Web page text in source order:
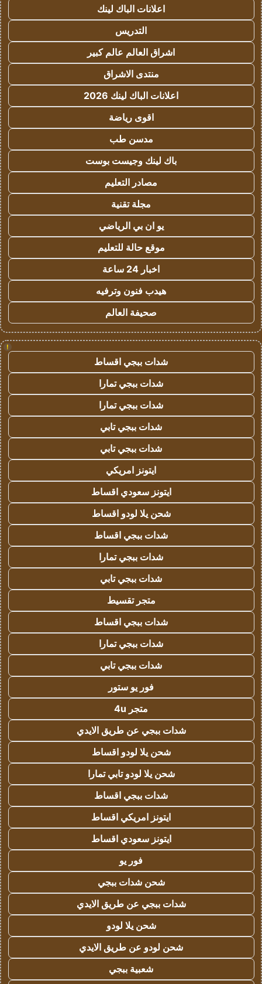
اعلانات الباك لينك
التدريس
اشراق العالم عالم كبير
منتدى الاشراق
اعلانات الباك لينك 2026
اقوى رياضة
مدسن طب
باك لينك وجيست بوست
مصادر التعليم
مجلة تقنية
يو ان بي الرياضي
موقع حالة للتعليم
اخبار 24 ساعة
هيدب فنون وترفيه
صحيفة العالم
!
شدات ببجي اقساط
شدات ببجي تمارا
شدات ببجي تمارا
شدات ببجي تابي
شدات ببجي تابي
ايتونز امريكي
ايتونز سعودي اقساط
شحن يلا لودو اقساط
شدات ببجي اقساط
شدات ببجي تمارا
شدات ببجي تابي
متجر تقسيط
شدات ببجي اقساط
شدات ببجي تمارا
شدات ببجي تابي
فور يو ستور
متجر 4u
شدات ببجي عن طريق الايدي
شحن يلا لودو اقساط
شحن يلا لودو تابي تمارا
شدات ببجي اقساط
ايتونز امريكي اقساط
ايتونز سعودي اقساط
فور يو
شحن شدات ببجي
شدات ببجي عن طريق الايدي
شحن يلا لودو
شحن لودو عن طريق الايدي
شعبية ببجي